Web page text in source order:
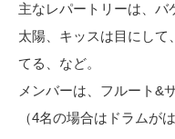
主なレパートリーは、バ
太陽、キッスは目にして
てる、など。
メンバーは、フルート&
（4名の場合はドラムが